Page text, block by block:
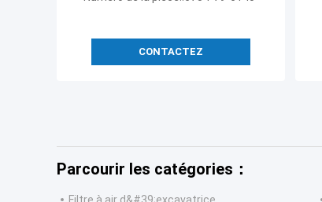
CONTACTEZ
Parcourir les catégories：